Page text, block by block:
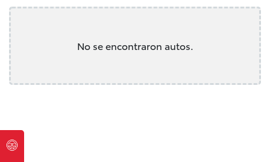
No se encontraron autos.